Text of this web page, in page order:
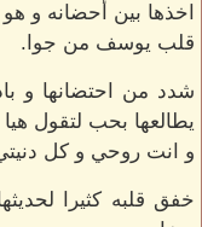
اخذها بين أحضانه و
قلب يوسف من جوا.
شدد من احتضانها و
يطالعها بحب لتقول
و انت روحي و كل
خفق قلبه كثيرا